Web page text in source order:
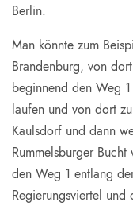
Berlin.
Man könnte zum
Brandenburg, von
beginnend den Weg
laufen und von dort
Kaulsdorf und dann
Rummelsburger
den Weg 1 entlang
Regierungsviertel und